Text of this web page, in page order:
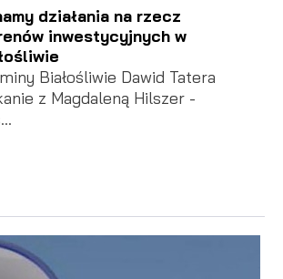
działania na rzecz
inwestycyjnych w
Białośliwie Dawid Tatera
z Magdaleną Hilszer -